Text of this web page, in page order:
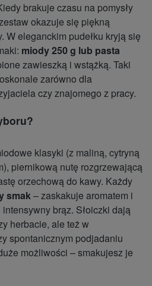
brakuje czasu na pomysły
okazuje się piękną
W eleganckim pudełku kryją się
miody 250 g lub pasta
zawieszką i wstążką. Taki
zarówno dla
czy znajomego z pracy.
klasyki (z maliną, cytryną
piernikową nutę rozgrzewającą
orzechową do kawy. Każdy
smak– zaskakuje aromatem i
brąz. Słoiczki dają
herbacie, ale też w
spontanicznym podjadaniu
możliwości – smakujesz je